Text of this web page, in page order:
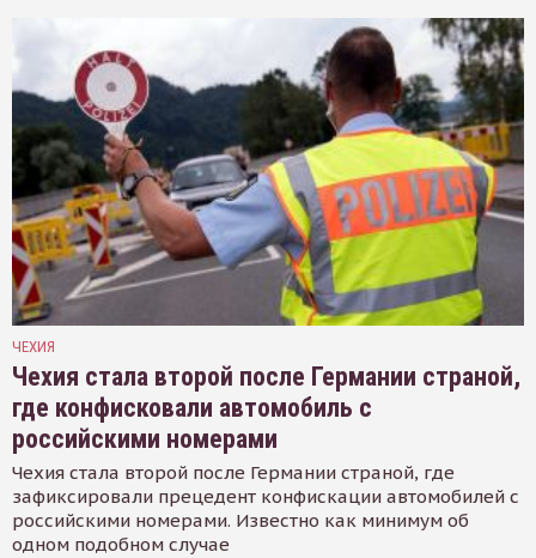
ЧЕХИЯ
Чехия стала второй после Германии страной,
где конфисковали автомобиль с
российскими номерами
Чехия стала второй после Германии страной, где
зафиксировали прецедент конфискации автомобилей с
российскими номерами. Известно как минимум об
одном подобном случае